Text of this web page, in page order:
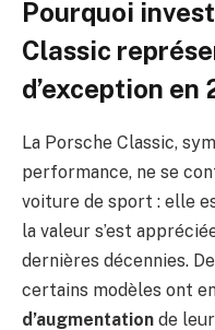
Pourquoi
Classic
d’exception en
La Porsche Classic,
performance, ne se
voiture de sport : elle
la valeur s’est
dernières décennies.
certains modèles ont
d’augmentation de